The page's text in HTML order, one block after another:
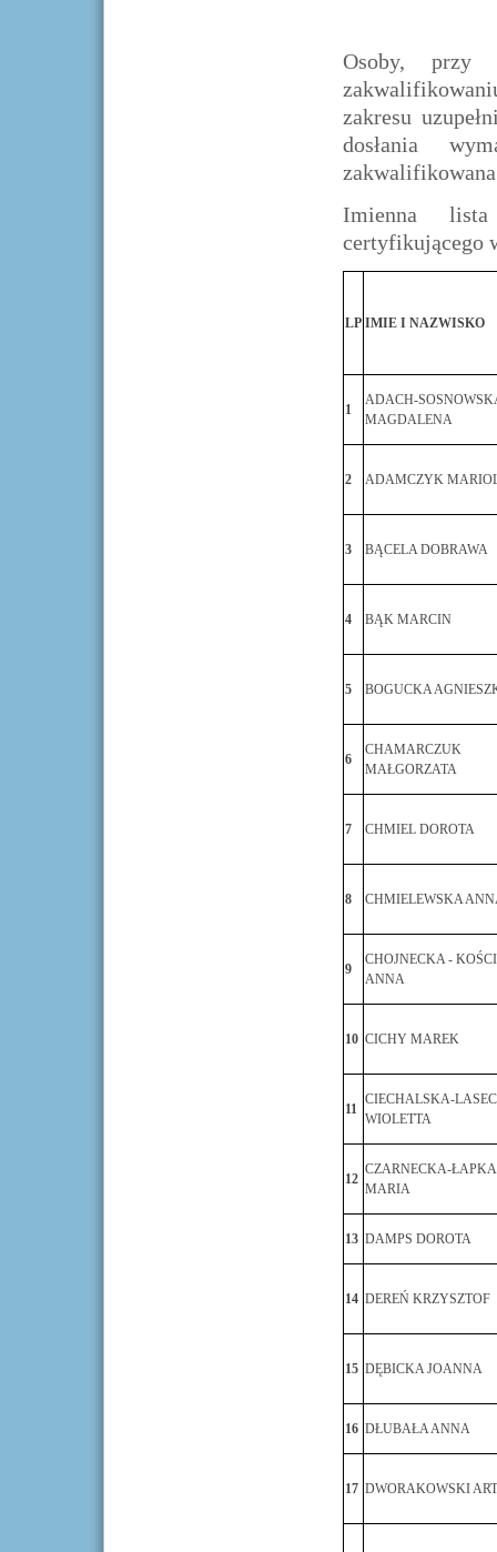
Osoby, przy
zakresu
dosłania
Imienna
certyfikującego
LP IMIE I NAZWISKO
1
ADACH-
MAGDALENA
2 ADAMCZYK
3 BĄCELA DOBRAWA
4 BĄK MARCIN
5 BOGUCKA
6
CHAMARCZUK
MAŁGORZATA
7 CHMIEL DOROTA
8 CHMIELEWSKA
9
CHOJNECKA -
ANNA
10 CICHY MAREK
11
CIECHALSKA-
WIOLETTA
12
CZARNECKA-ŁAPKA
MARIA
13 DAMPS DOROTA
14 DEREŃ KRZYSZTOF
15 DĘBICKA JOANNA
16 DŁUBAŁA ANNA
17 DWORAKOWSKI